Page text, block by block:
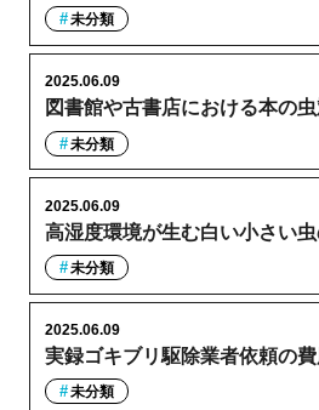
未分類
図書館や古書店における本の
2025.06.09
未分類
高湿度環境が生む白い小さい
2025.06.09
未分類
実録ゴキブリ駆除業者依頼の
2025.06.09
未分類